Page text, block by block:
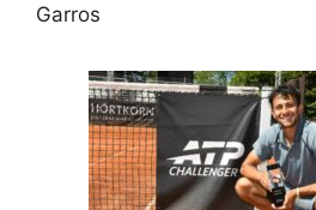
Garros